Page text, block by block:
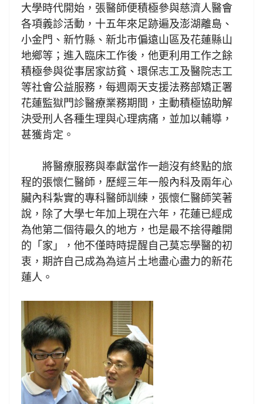
大學時代開始，張醫師便積極參與慈濟人醫會
各項義診活動，十五年來足跡遍及澎湖離島、
小金門、新竹縣、新北市偏遠山區及花蓮縣山
地鄉等；進入臨床工作後，他更利用工作之餘
積極參與從事居家訪貧、環保志工及醫院志工
等社會公益服務，每週兩天支援法務部矯正署
花蓮監獄門診醫療業務期間，主動積極協助解
決受刑人各種生理與心理病痛，並加以輔導，
甚獲肯定。
將醫療服務與奉獻當作一趟沒有終點的旅
程的張懷仁醫師，歷經三年一般內科及兩年心
臟內科紮實的專科醫師訓練，張懷仁醫師笑著
說，除了大學七年加上現在六年，花蓮已經成
為他第二個待最久的地方，也是最不捨得離開
的「家」，他不僅時時提醒自己莫忘學醫的初
衷，期許自己成為為這片土地盡心盡力的新花
蓮人。